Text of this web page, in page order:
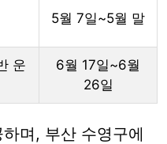
5월 7일~5월 말
운
6월 17일~6월
26일
며, 부산 수영구에